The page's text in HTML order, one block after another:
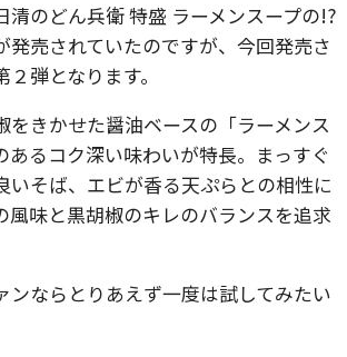
清のどん兵衛 特盛 ラーメンスープの!?
発売されていたのですが、今回発売さ
弾となります。
をきかせた醤油ベースの「ラーメンス
あるコク深い味わいが特長。まっすぐ
いそば、エビが香る天ぷらとの相性に
風味と黒胡椒のキレのバランスを追求
ンならとりあえず一度は試してみたい